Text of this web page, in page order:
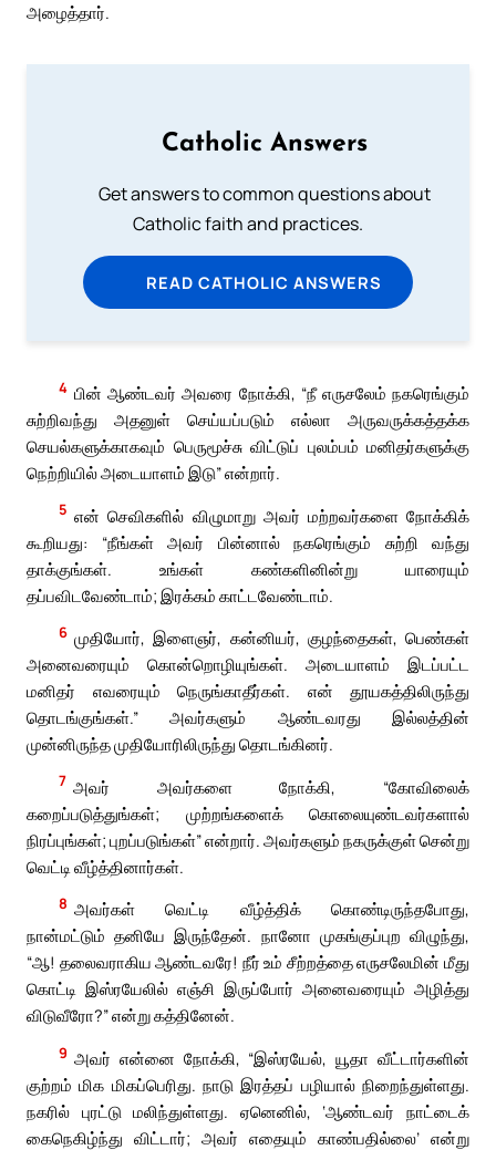
அழைத்தார்.
Catholic Answers
Get answers to common questions about
Catholic faith and practices.
READ CATHOLIC ANSWERS
4 பின் ஆண்டவர் அவரை நோக்கி, “நீ எருசலேம் நகரெங்கும்
சுற்றிவந்து அதனுள் செய்யப்படும் எல்லா அருவருக்கத்தக்க
செயல்களுக்காகவும் பெருமூச்சு விட்டுப் புலம்பம் மனிதர்களுக்கு
நெற்றியில் அடையாளம் இடு” என்றார்.
5 என் செவிகளில் விழுமாறு அவர் மற்றவர்களை நோக்கிக்
கூறியது: “நீங்கள் அவர் பின்னால் நகரெங்கும் சுற்றி வந்து
தாக்குங்கள். உங்கள் கண்களினின்று யாரையும்
தப்பவிடவேண்டாம்; இரக்கம் காட்டவேண்டாம்.
6 முதியோர், இளைஞர், கன்னியர், குழந்தைகள், பெண்கள்
அனைவரையும் கொன்றொழியுங்கள். அடையாளம் இடப்பட்ட
மனிதர் எவரையும் நெருங்காதீர்கள். என் தூயகத்திலிருந்து
தொடங்குங்கள்.” அவர்களும் ஆண்டவரது இல்லத்தின்
முன்னிருந்த முதியோரிலிருந்து தொடங்கினர்.
7 அவர் அவர்களை நோக்கி, “கோவிலைக்
கறைப்படுத்துங்கள்; முற்றங்களைக் கொலையுண்டவர்களால்
நிரப்புங்கள்; புறப்படுங்கள்” என்றார். அவர்களும் நகருக்குள் சென்று
வெட்டி வீழ்த்தினார்கள்.
8 அவர்கள் வெட்டி வீழ்த்திக் கொண்டிருந்தபோது,
நான்மட்டும் தனியே இருந்தேன். நானோ முகங்குப்புற விழுந்து,
“ஆ! தலைவராகிய ஆண்டவரே! நீர் உம் சீற்றத்தை எருசலேமின் மீது
கொட்டி இஸ்ரயேலில் எஞ்சி இருப்போர் அனைவரையும் அழித்து
விடுவீரோ?” என்று கத்தினேன்.
9 அவர் என்னை நோக்கி, “இஸ்ரயேல், யூதா வீட்டார்களின்
குற்றம் மிக மிகப்பெரிது. நாடு இரத்தப் பழியால் நிறைந்துள்ளது.
நகரில் புரட்டு மலிந்துள்ளது. ஏனெனில், ‘ஆண்டவர் நாட்டைக்
கைநெகிழ்ந்து விட்டார்; அவர் எதையும் காண்பதில்லை’ என்று